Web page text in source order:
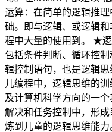
运算：在简单的逻辑推
础。即与逻辑、或逻辑
程中大量的使用到。 ★逻
包括条件判断、循环控
辑控制语句，也是逻辑
儿编程中，逻辑思维的
及计算机科学方向的一
解决和任务控制中，形
炼到儿童的逻辑思维能